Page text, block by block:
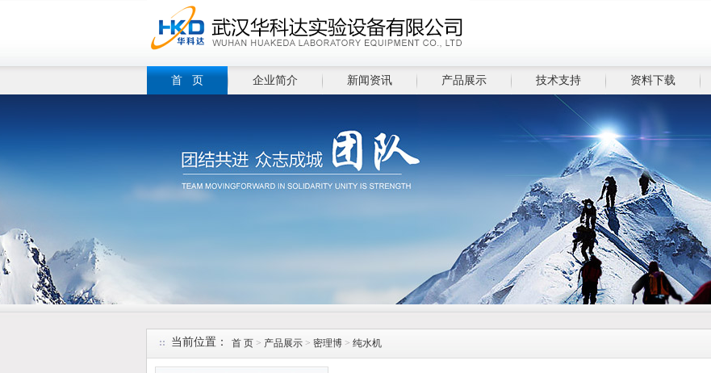
首 页 企业简介 新闻资讯 产品展示 技术支持 资料下载
当前位置： 首 页 > 产品展示 > 密理博 > 纯水机